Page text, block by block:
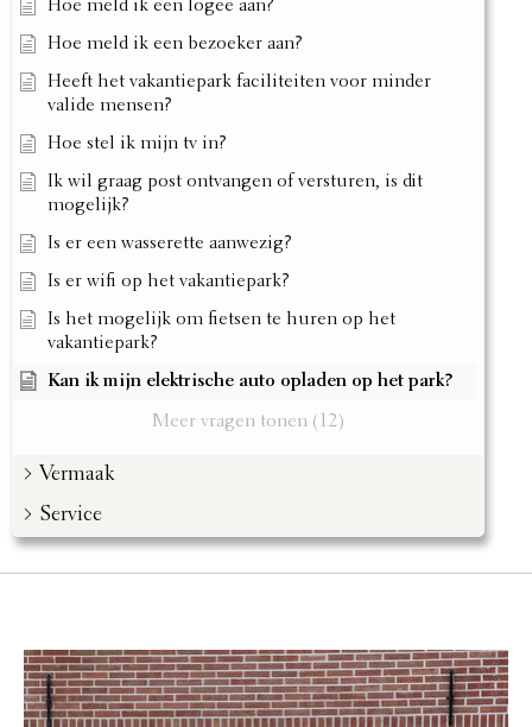
Hoe meld ik een logee aan?
Hoe meld ik een bezoeker aan?
Heeft het vakantiepark faciliteiten voor minder
valide mensen?
Hoe stel ik mijn tv in?
Ik wil graag post ontvangen of versturen, is dit
mogelijk?
Is er een wasserette aanwezig?
Is er wifi op het vakantiepark?
Is het mogelijk om fietsen te huren op het
vakantiepark?
Kan ik mijn elektrische auto opladen op het park?
Meer vragen tonen (12)
Vermaak
Service